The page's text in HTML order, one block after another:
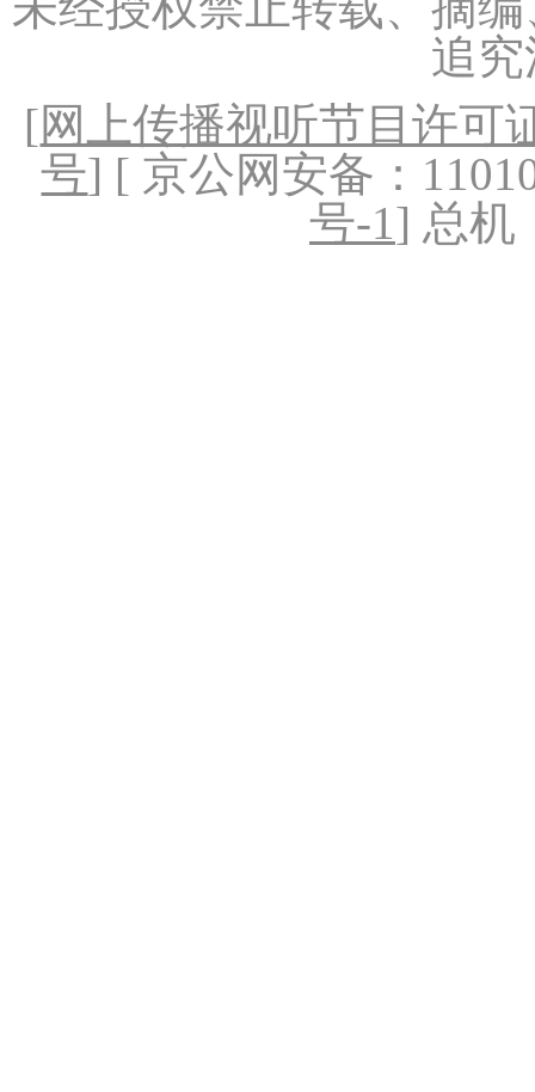
追
[网上传播视听节目许可
号] [ 京公网安备：
号-1] 总机